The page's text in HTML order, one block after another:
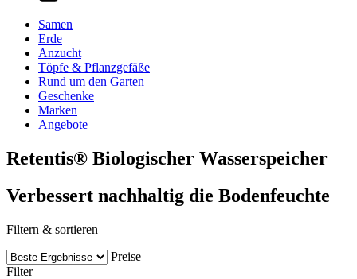
Samen
Erde
Anzucht
Töpfe & Pflanzgefäße
Rund um den Garten
Geschenke
Marken
Angebote
Retentis® Biologischer Wasserspeicher
Verbessert nachhaltig die Bodenfeuchte
Filtern & sortieren
Preise
Filter